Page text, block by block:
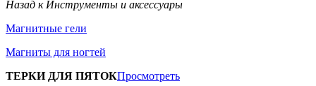
Назад к Инструменты и аксессуары
Магнитные гели
Магниты для ногтей
ТЕРКИ ДЛЯ ПЯТОКПросмотреть